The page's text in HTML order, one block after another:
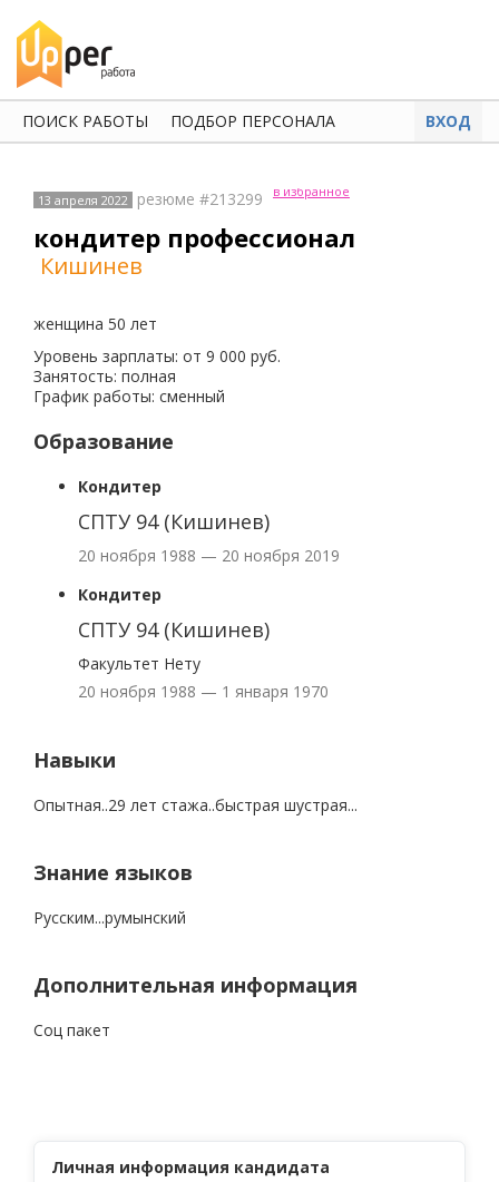
ПОИСК РАБОТЫ ПОДБОР ПЕРСОНАЛА ВХОД
13 апреля 2022 резюме #213299 в избранное
кондитер профессионал
Кишинев
женщина 50 лет
Уровень зарплаты: от 9 000 руб.
Занятость: полная
График работы: сменный
Образование
Кондитер
СПТУ 94 (Кишинев)
20 ноября 1988 — 20 ноября 2019
Кондитер
СПТУ 94 (Кишинев)
Факультет Нету
20 ноября 1988 — 1 января 1970
Навыки
Опытная..29 лет стажа..быстрая шустрая...
Знание языков
Русским...румынский
Дополнительная информация
Соц пакет
Личная информация кандидата